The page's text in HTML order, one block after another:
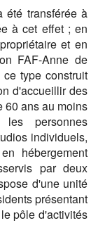
été transférée à
à cet effet ; en
et en
FAF-Anne de
type construit
d'accueillir des
60 ans au moins
personnes
individuels,
hébergement
par deux
d'une unité
présentant
pôle d'activités